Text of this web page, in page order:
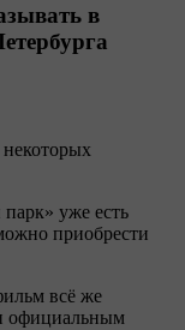
в
уже есть
приобрести
всё же
официальным